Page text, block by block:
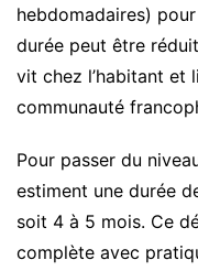
hebdomadaires)
durée peut être
vit chez l’habitant et
communauté
Pour passer du
estiment une durée
soit 4 à 5 mois. Ce
complète avec